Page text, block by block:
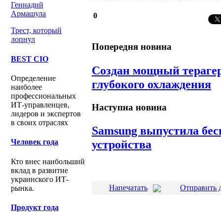
Геннадий
Армашула
Трест, который
лопнул
BEST CIO
Определение
наиболее
профессиональных
ИТ-управленцев,
лидеров и экспертов
в своих отраслях
Человек года
Кто внес наибольший
вклад в развитие
украинского ИТ-
рынка.
Продукт года
0
Попередня новина
Создан мощный
глубокого охлаждения
Наступна новина
Samsung выпустила
устройства
Напечатать Отправить